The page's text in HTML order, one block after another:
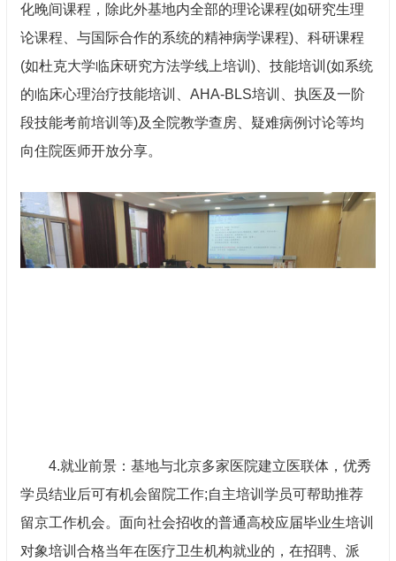
化晚间课程，除此外基地内全部的理论课程(如研究生理
论课程、与国际合作的系统的精神病学课程)、科研课程
(如杜克大学临床研究方法学线上培训)、技能培训(如系统
的临床心理治疗技能培训、AHA-BLS培训、执医及一阶
段技能考前培训等)及全院教学查房、疑难病例讨论等均
向住院医师开放分享。
4.就业前景：基地与北京多家医院建立医联体，优秀
学员结业后可有机会留院工作;自主培训学员可帮助推荐
留京工作机会。面向社会招收的普通高校应届毕业生培训
对象培训合格当年在医疗卫生机构就业的，在招聘、派